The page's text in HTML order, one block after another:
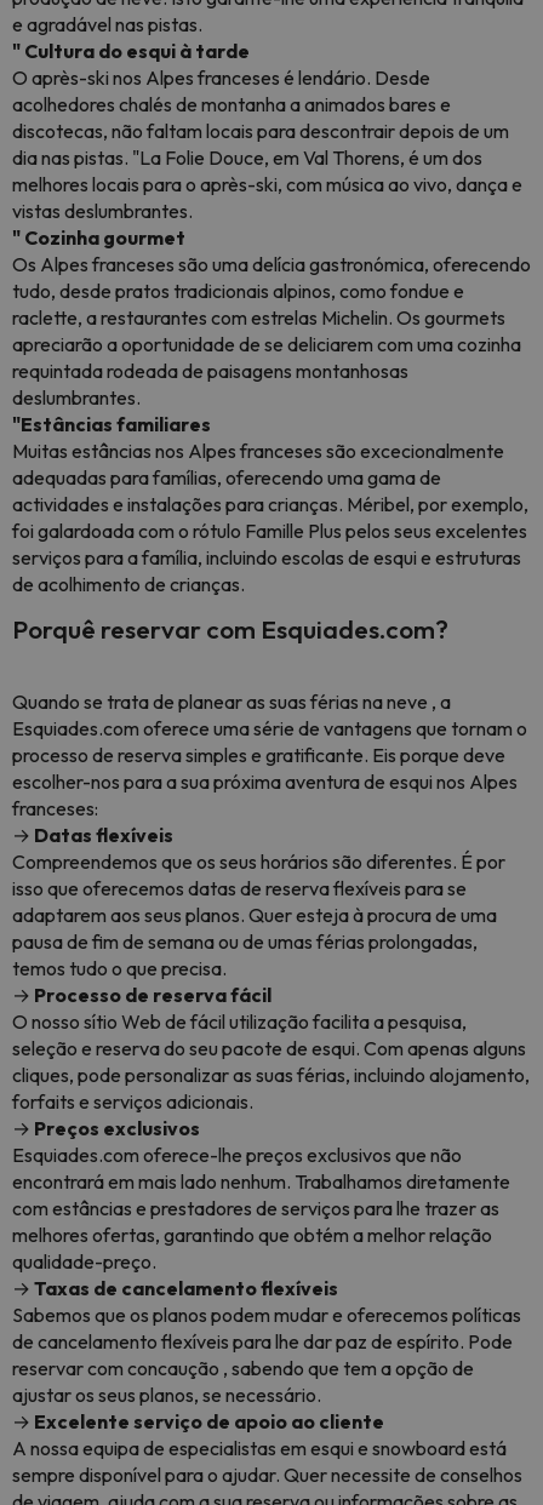
e agradável nas pistas.
" Cultura do esqui à tarde
O après-ski nos Alpes franceses é lendário. Desde
acolhedores chalés de montanha a animados bares e
discotecas, não faltam locais para descontrair depois de um
dia nas pistas. "La Folie Douce, em Val Thorens, é um dos
melhores locais para o après-ski, com música ao vivo, dança e
vistas deslumbrantes.
" Cozinha gourmet
Os Alpes franceses são uma delícia gastronómica, oferecendo
tudo, desde pratos tradicionais alpinos, como fondue e
raclette, a restaurantes com estrelas Michelin. Os gourmets
apreciarão a oportunidade de se deliciarem com uma cozinha
requintada rodeada de paisagens montanhosas
deslumbrantes.
"Estâncias familiares
Muitas estâncias nos Alpes franceses são excecionalmente
adequadas para famílias, oferecendo uma gama de
actividades e instalações para crianças. Méribel, por exemplo,
foi galardoada com o rótulo Famille Plus pelos seus excelentes
serviços para a família, incluindo escolas de esqui e estruturas
de acolhimento de crianças.
Porquê reservar com Esquiades.com?
Quando se trata de planear as suas férias na neve , a
Esquiades.com oferece uma série de vantagens que tornam o
processo de reserva simples e gratificante. Eis porque deve
escolher-nos para a sua próxima aventura de esqui nos Alpes
franceses:
→ Datas flexíveis
Compreendemos que os seus horários são diferentes. É por
isso que oferecemos datas de reserva flexíveis para se
adaptarem aos seus planos. Quer esteja à procura de uma
pausa de fim de semana ou de umas férias prolongadas,
temos tudo o que precisa.
→ Processo de reserva fácil
O nosso sítio Web de fácil utilização facilita a pesquisa,
seleção e reserva do seu pacote de esqui. Com apenas alguns
cliques, pode personalizar as suas férias, incluindo alojamento,
forfaits e serviços adicionais.
→ Preços exclusivos
Esquiades.com oferece-lhe preços exclusivos que não
encontrará em mais lado nenhum. Trabalhamos diretamente
com estâncias e prestadores de serviços para lhe trazer as
melhores ofertas, garantindo que obtém a melhor relação
qualidade-preço.
→ Taxas de cancelamento flexíveis
Sabemos que os planos podem mudar e oferecemos políticas
de cancelamento flexíveis para lhe dar paz de espírito. Pode
reservar com concaução , sabendo que tem a opção de
ajustar os seus planos, se necessário.
→ Excelente serviço de apoio ao cliente
A nossa equipa de especialistas em esqui e snowboard está
sempre disponível para o ajudar. Quer necessite de conselhos